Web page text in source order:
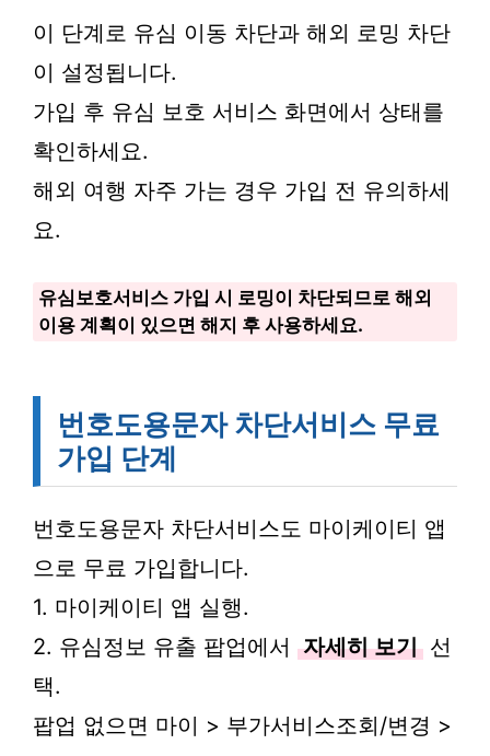
이 단계로 유심 이동 차단과 해외 로밍 차단
이 설정됩니다.
가입 후 유심 보호 서비스 화면에서 상태를
확인하세요.
해외 여행 자주 가는 경우 가입 전 유의하세
요.
유심보호서비스 가입 시 로밍이 차단되므로 해외
이용 계획이 있으면 해지 후 사용하세요.
번호도용문자 차단서비스 무료
가입 단계
번호도용문자 차단서비스도 마이케이티 앱
으로 무료 가입합니다.
1. 마이케이티 앱 실행.
2. 유심정보 유출 팝업에서 자세히 보기 선
택.
팝업 없으면 마이 > 부가서비스조회/변경 >